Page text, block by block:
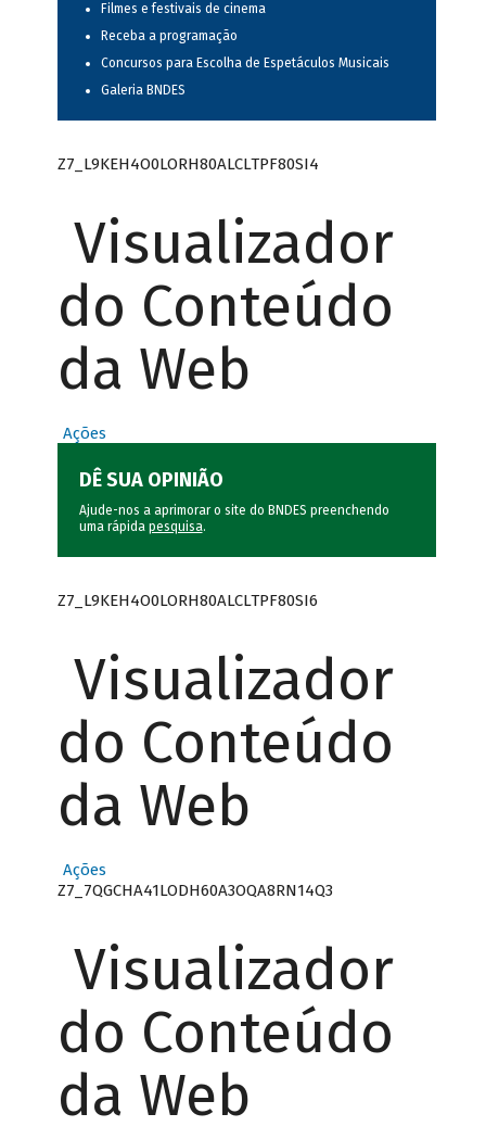
Filmes e festivais de cinema
Receba a programação
Concursos para Escolha de Espetáculos Musicais
Galeria BNDES
Z7_L9KEH4O0LORH80ALCLTPF80SI4
Visualizador
do Conteúdo
da Web
Ações
DÊ SUA OPINIÃO
Ajude-nos a aprimorar o site do BNDES preenchendo
uma rápida pesquisa.
Z7_L9KEH4O0LORH80ALCLTPF80SI6
Visualizador
do Conteúdo
da Web
Ações
Z7_7QGCHA41LODH60A3OQA8RN14Q3
Visualizador
do Conteúdo
da Web